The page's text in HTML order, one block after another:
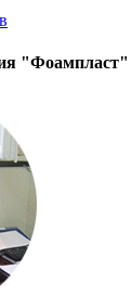
"Фоампласт"